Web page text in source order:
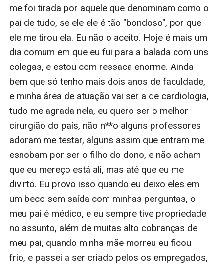
me foi tirada por aquele que denominam como o
pai de tudo, se ele ele é tão "bondoso", por que
ele me tirou ela. Eu não o aceito. Hoje é mais um
dia comum em que eu fui para a balada com uns
colegas, e estou com ressaca enorme. Ainda
bem que só tenho mais dois anos de faculdade,
e minha área de atuação vai ser a de cardiologia,
tudo me agrada nela, eu quero ser o melhor
cirurgião do país, não n**o alguns professores
adoram me testar, alguns assim que entram me
esnobam por ser o filho do dono, e não acham
que eu mereço está ali, mas até que eu me
divirto. Eu provo isso quando eu deixo eles em
um beco sem saída com minhas perguntas, o
meu pai é médico, e eu sempre tive propriedade
no assunto, além de muitas alto cobranças de
meu pai, quando minha mãe morreu eu ficou
frio, e passei a ser criado pelos os empregados,